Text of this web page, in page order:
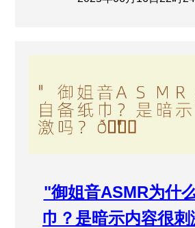
"御姐音ASMR为什
巾？是暗示内容很